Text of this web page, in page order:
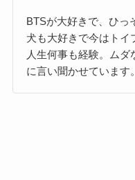
BTSが大好きで、ひっ
犬も大好きで今はトイ
人生何事も経験。ム
に言い聞かせています。